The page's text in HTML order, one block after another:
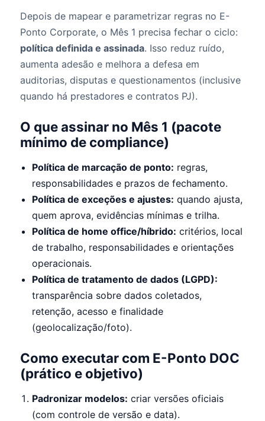
Depois de mapear e parametrizar regras no E-
Ponto Corporate, o Mês 1 precisa fechar o ciclo:
política definida e assinada. Isso reduz ruído,
aumenta adesão e melhora a defesa em
auditorias, disputas e questionamentos (inclusive
quando há prestadores e contratos PJ).
O que assinar no Mês 1 (pacote
mínimo de compliance)
Política de marcação de ponto: regras,
responsabilidades e prazos de fechamento.
Política de exceções e ajustes: quando ajusta,
quem aprova, evidências mínimas e trilha.
Política de home office/híbrido: critérios, local
de trabalho, responsabilidades e orientações
operacionais.
Política de tratamento de dados (LGPD):
transparência sobre dados coletados,
retenção, acesso e finalidade
(geolocalização/foto).
Como executar com E-Ponto DOC
(prático e objetivo)
Padronizar modelos: criar versões oficiais
(com controle de versão e data).